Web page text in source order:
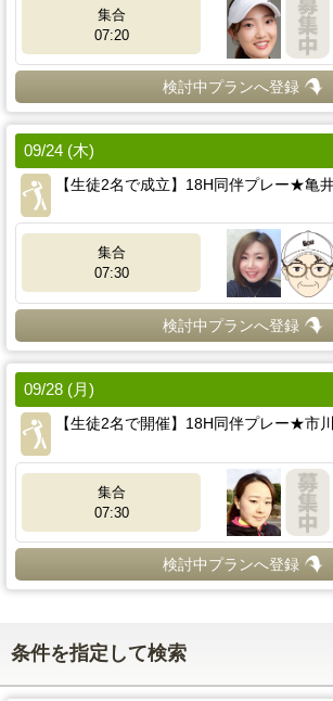
集合
07:20
検討中プランへ登録
09/24 (木)
【生徒2名で成立】18H同伴プレー★亀
集合
07:30
検討中プランへ登録
09/28 (月)
【生徒2名で開催】18H同伴プレー★
集合
07:30
検討中プランへ登録
条件を指定して検索